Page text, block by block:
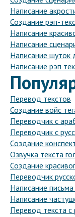
Написание
Создание рэп-
Написание
Написание
Написание шуток
Написание рэп
Перевод текстов
Создание войс
Переводчик с
Переводчик с
Создание
Озвучка текста
Создание
Переводчик
Написание
Написание
Перевод текста с